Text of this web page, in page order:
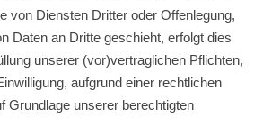
von Diensten Dritter oder Offenlegung,
Daten an Dritte geschieht, erfolgt dies
unserer (vor)vertraglichen Pflichten,
aufgrund einer rechtlichen
Grundlage unserer berechtigten